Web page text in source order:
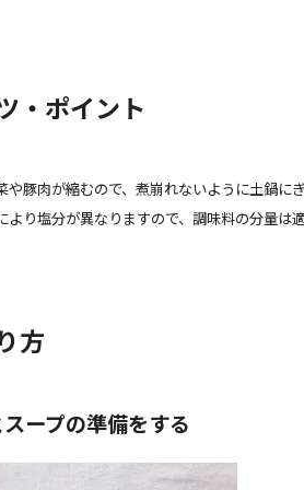
・ポイント
や豚肉が縮むので、煮崩れないように土鍋に
より塩分が異なりますので、調味料の分量は
方
ープの準備をする